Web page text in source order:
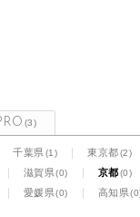
千葉県(1) 東京都(2)
滋賀県(0) 京都(0)
愛媛県(0) 高知県
(3)